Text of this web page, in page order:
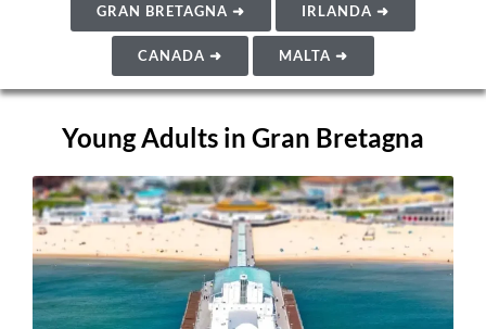
GRAN BRETAGNA ➜ IRLANDA ➜
CANADA ➜ MALTA ➜
Young Adults in Gran Bretagna